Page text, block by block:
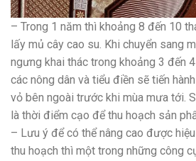
– Trong 1 năm thì khoảng 8 đến 10
lấy mủ cây cao su. Khi chuyển sang
ngưng khai thác trong khoảng 3 đến
các nông dân và tiểu điền sẽ tiến
vỏ bên ngoài trước khi mùa mưa tới.
là thời điểm cạo để thu hoạch sản
– Lưu ý để có thể nâng cao được
thu hoạch thì một trong những công